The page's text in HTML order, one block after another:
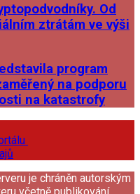
Od
ztrátám ve výši
program
na podporu
na katastrofy
je chráněn autorským